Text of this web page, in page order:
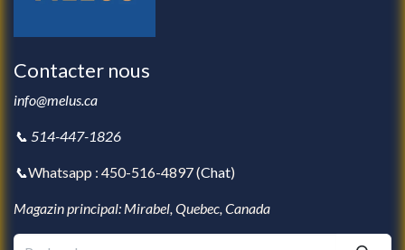
Contacter nous
info@melus.ca
📞 514-447-1826
📞Whatsapp : 450-516-4897 (Chat)
Magazin principal: Mirabel, Quebec, Canada